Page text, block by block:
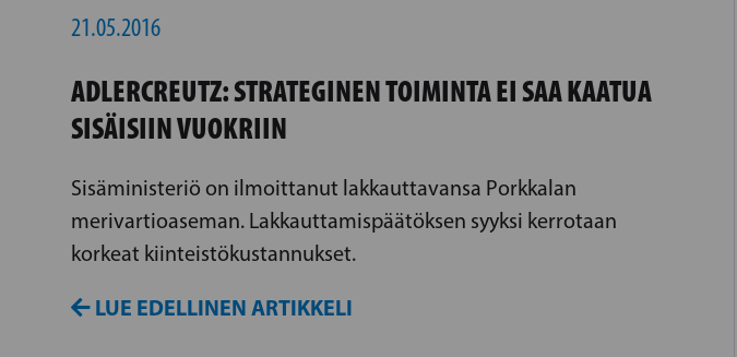
21.05.2016
ADLERCREUTZ: STRATEGINEN TOIMINTA EI SAA KAATUA
SISÄISIIN VUOKRIIN
Sisäministeriö on ilmoittanut lakkauttavansa Porkkalan
merivartioaseman. Lakkauttamispäätöksen syyksi kerrotaan
korkeat kiinteistökustannukset.
LUE EDELLINEN ARTIKKELI